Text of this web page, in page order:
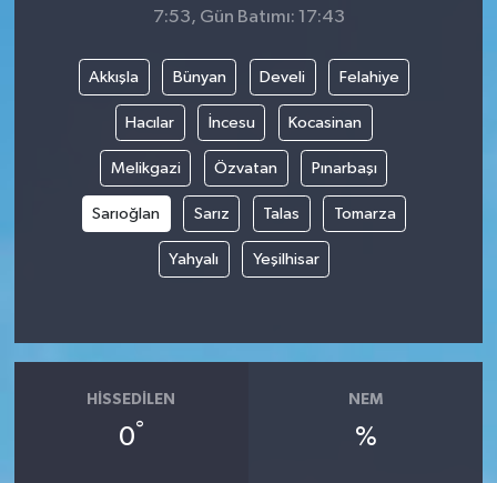
7:53, Gün Batımı: 17:43
Akkışla Bünyan Develi Felahiye
Hacılar İncesu Kocasinan
Melikgazi Özvatan Pınarbaşı
Sarıoğlan Sarız Talas Tomarza
Yahyalı Yeşilhisar
HISSEDILEN
0°
NEM
%